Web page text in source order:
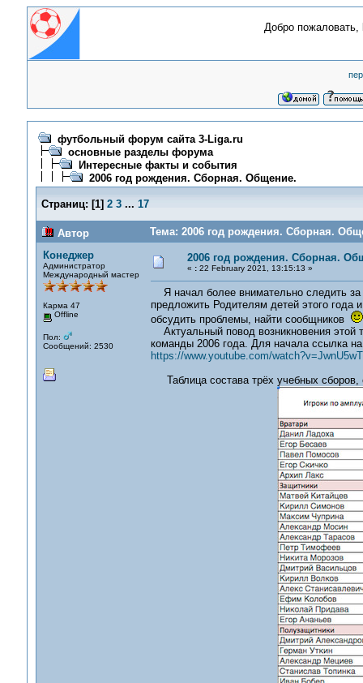
Добро пожаловать,
футбольный форум сайта 3-Liga.ru
основные разделы форума
Интересные факты и события
2006 год рождения. Сборная. Общение.
Страниц: [1] 2 3 ... 17
Автор
Тема: 2006 год рождения. Сборная.
Конеджер
Администратор
Международный мастер
Карма 47
Offline
Пол:
Сообщений: 2530
2006 год рождения. Сборная.
« :22 February 2021, 13:15:13 »
Я начал более внимательно следить
предложить Родителям детей этого
обсудить проблемы, найти сообщников
Актуальный повод возникновения этой
команды 2006 года. Для начала ссылка
https://www.youtube.com/
Таблица состава трёх учебных сборов,